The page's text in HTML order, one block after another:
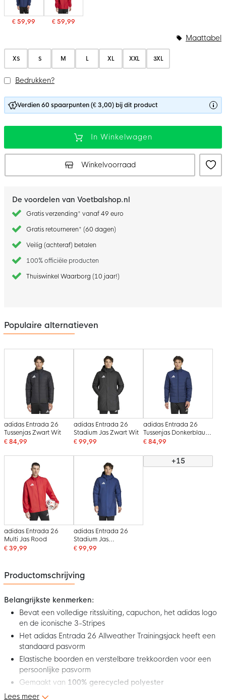
€ 59,99 € 59,99
XS S M L XL XXL 3XL
Maattabel
Bedrukken?
Verdien 60 spaarpunten (€ 3,00) bij dit product
In Winkelwagen
Winkelvoorraad
De voordelen van Voetbalshop.nl
Gratis verzending* vanaf 49 euro
Gratis retourneren* (60 dagen)
Veilig (achteraf) betalen
100% officiële producten
Thuiswinkel Waarborg (10 jaar!)
Populaire alternatieven
adidas Entrada 26
Tussenjas Zwart Wit
€ 84,99
adidas Entrada 26
Stadium Jas Zwart Wit
€ 99,99
adidas Entrada 26
Tussenjas Donkerblauw
Wit
€ 84,99
adidas Entrada 26
Multi Jas Rood
€ 39,99
adidas Entrada 26
Stadium Jas
Donkerblauw Wit
€ 99,99
+15
Productomschrijving
Belangrijkste kenmerken:
Bevat een volledige ritssluiting, capuchon, het adidas logo
en de iconische 3-Stripes
Het adidas Entrada 26 Allweather Trainingsjack heeft een
standaard pasvorm
Elastische boorden en verstelbare trekkoorden voor een
persoonlijke pasvorm
Gemaakt van 100% gerecycled polyester
Lees meer